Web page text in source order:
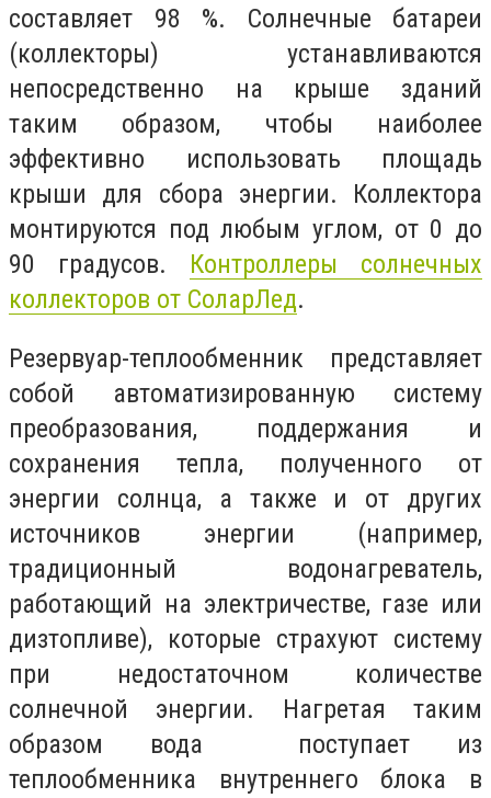
составляет 98 %. Солнечные батареи
(коллекторы) устанавливаются
непосредственно на крыше зданий
таким образом, чтобы наиболее
эффективно использовать площадь
крыши для сбора энергии. Коллектора
монтируются под любым углом, от 0 до
90 градусов. Контроллеры солнечных
коллекторов от СоларЛед.
Резервуар-теплообменник представляет
собой автоматизированную систему
преобразования, поддержания и
сохранения тепла, полученного от
энергии солнца, а также и от других
источников энергии (например,
традиционный водонагреватель,
работающий на электричестве, газе или
дизтопливе), которые страхуют систему
при недостаточном количестве
солнечной энергии. Нагретая таким
образом вода поступает из
теплообменника внутреннего блока в